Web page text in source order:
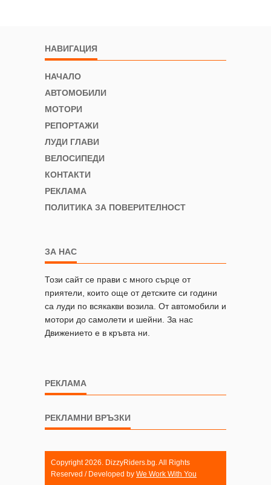
НАВИГАЦИЯ
НАЧАЛО
АВТОМОБИЛИ
МОТОРИ
РЕПОРТАЖИ
ЛУДИ ГЛАВИ
ВЕЛОСИПЕДИ
КОНТАКТИ
РЕКЛАМА
ПОЛИТИКА ЗА ПОВЕРИТЕЛНОСТ
ЗА НАС
Този сайт се прави с много сърце от
приятели, които още от детските си години
са луди по всякакви возила. От автомобили и
мотори до самолети и шейни. За нас
Движението е в кръвта ни.
РЕКЛАМА
РЕКЛАМНИ ВРЪЗКИ
Copyright 2026. DizzyRiders.bg. All Rights
Reserved / Developed by We Work With You